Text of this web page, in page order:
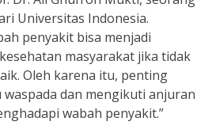
Universitas Indonesia.
penyakit bisa menjadi
masyarakat jika tidak
Oleh karena itu, penting
dan mengikuti anjuran
wabah penyakit.”